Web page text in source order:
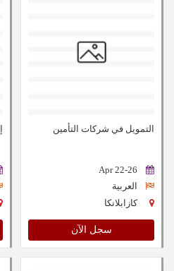
التمويل في شركات التأمين
22-26 Apr
العربية
كازابلانكا
سجل الآن